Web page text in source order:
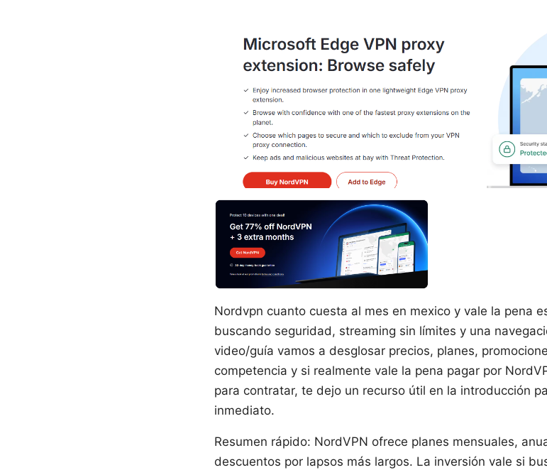
Nordvpn cuanto cuesta al mes en mexico y vale la pena
buscando seguridad, streaming sin límites y una
video/guía vamos a desglosar precios, planes,
competencia y si realmente vale la pena pagar por
para contratar, te dejo un recurso útil en la introducción
inmediato.
Resumen rápido: NordVPN ofrece planes mensuales,
descuentos por lapsos más largos. La inversión vale si